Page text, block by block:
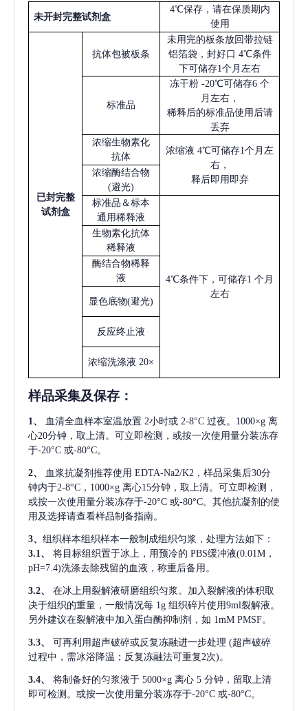
未开封完整试剂盒
4℃保存，请在保质期内
使用
已封完整
试剂盒
抗体包被板条
未用完的板条放回带拉链
铝箔袋，封好口 4℃条件
下可储存1个月左右
标准品
冻干粉 -20℃可储存6 个
月左右，
稀释后的标准品使用后请
丢弃
浓缩生物素化
抗体
浓缩液 4℃可储存1个月左
右，
释后即用即弃
浓缩酶结合物
(避光)
标准品＆标本
通用稀释液
4℃条件下，可储存1 个月
左右
生物素化抗体
稀释液
酶结合物稀释
液
显色底物(避光)
反应终止液
浓缩洗涤液 20×
样品采集及保存 ：
1、 血清全血样本室温放置 2小时或 2-8°C 过夜。1000×g 离
心20分钟，取上清。可立即检测，或按一次使用量分装冻存
于-20°C 或-80°C。
2、 血浆抗凝剂推荐使用 EDTA-Na2/K2，样品采集后30分
钟内于2-8°C，1000×g 离心15分钟，取上清。可立即检测，
或按一次使用量分装冻存于-20°C 或-80°C。其他抗凝剂的使
用及选择请查看样品制备指南。
3、 组织样本组织样本一般制成组织匀浆，处理方法如下：
3.1、
将目标组织置于冰上，用预冷的 PBS缓冲液(0.01M，
pH=7.4)洗涤去除残留的血液，称重后备用。
3.2、
在冰上用裂解液研磨组织匀浆。加入裂解液的体积取
决于组织的重量，一般情况每 1g 组织碎片使用9ml裂解液。
另外建议在裂解液中加入蛋白酶抑制剂，如 1mM PMSF。
3.3、 可再利用超声破碎或反复冻融进一步处理 (超声破碎
过程中，需冰浴降温；反复冻融法可重复2次)。
3.4、 将制备好的匀浆液于 5000×g 离心 5 分钟，留取上清
即可检测。或按一次使用量分装冻存于-20°C 或-80°C。